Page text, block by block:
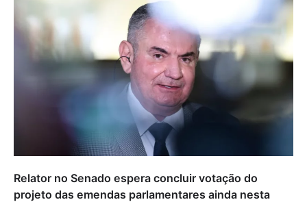
Relator no Senado espera concluir votação do
projeto das emendas parlamentares ainda nesta